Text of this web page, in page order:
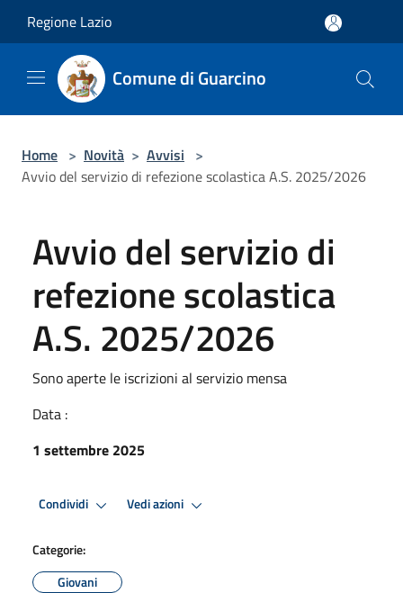
Regione Lazio
Comune di Guarcino
Home > Novità > Avvisi >
Avvio del servizio di refezione scolastica A.S. 2025/2026
Avvio del servizio di
refezione scolastica
A.S. 2025/2026
Sono aperte le iscrizioni al servizio mensa
Data :
1 settembre 2025
Condividi Vedi azioni
Categorie:
Giovani